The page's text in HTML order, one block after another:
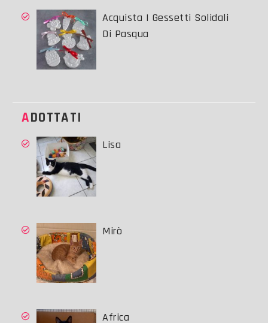
Acquista I Gessetti Solidali
Di Pasqua
ADOTTATI
Lisa
Mirò
Africa